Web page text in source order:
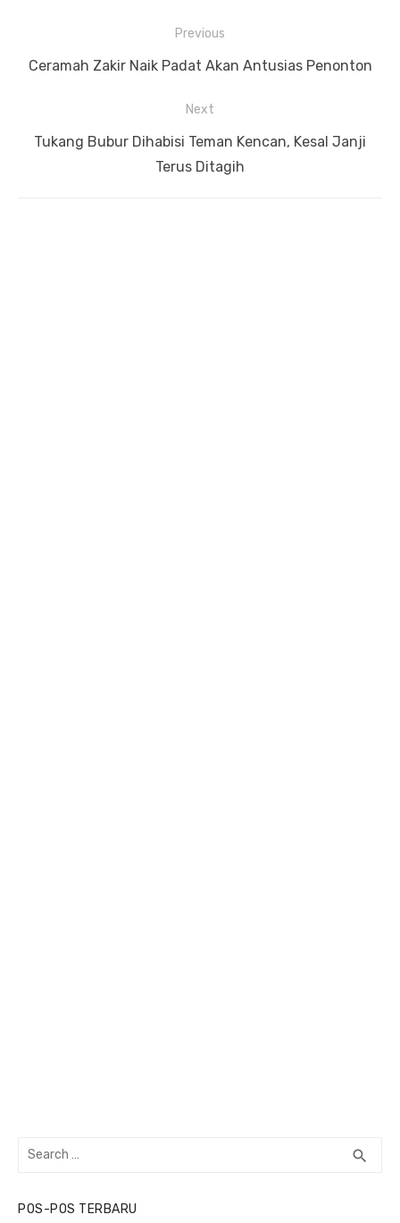
pos
Previous
Previous
Ceramah Zakir Naik Padat Akan Antusias Penonton
Next
Next
Tukang Bubur Dihabisi Teman Kencan, Kesal Janji
Terus Ditagih
Search
search
POS-POS TERBARU